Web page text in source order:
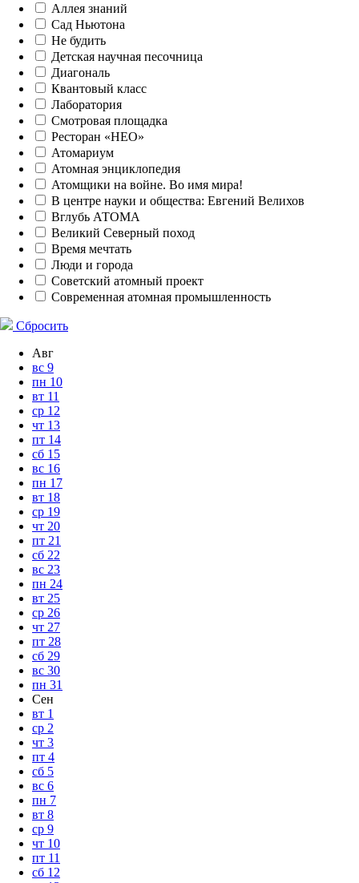
Аллея знаний
Сад Ньютона
Не будить
Детская научная песочница
Диагональ
Квантовый класс
Лаборатория
Смотровая площадка
Ресторан «НЕО»
Атомариум
Атомная энциклопедия
Атомщики на войне. Во имя мира!
В центре науки и общества: Евгений Велихов
Вглубь АТОМА
Великий Северный поход
Время мечтать
Люди и города
Советский атомный проект
Современная атомная промышленность
Сбросить
Авг
вс 9
пн 10
вт 11
ср 12
чт 13
пт 14
сб 15
вс 16
пн 17
вт 18
ср 19
чт 20
пт 21
сб 22
вс 23
пн 24
вт 25
ср 26
чт 27
пт 28
сб 29
вс 30
пн 31
Сен
вт 1
ср 2
чт 3
пт 4
сб 5
вс 6
пн 7
вт 8
ср 9
чт 10
пт 11
сб 12